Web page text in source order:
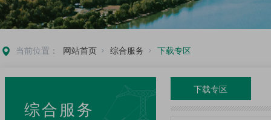
当前位置： 网站首页 综合服务 下载专区
综合服务
下载专区